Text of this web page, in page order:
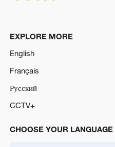
EXPLORE MORE
English
Français
Русский
CCTV+
CHOOSE YOUR LANGUAGE